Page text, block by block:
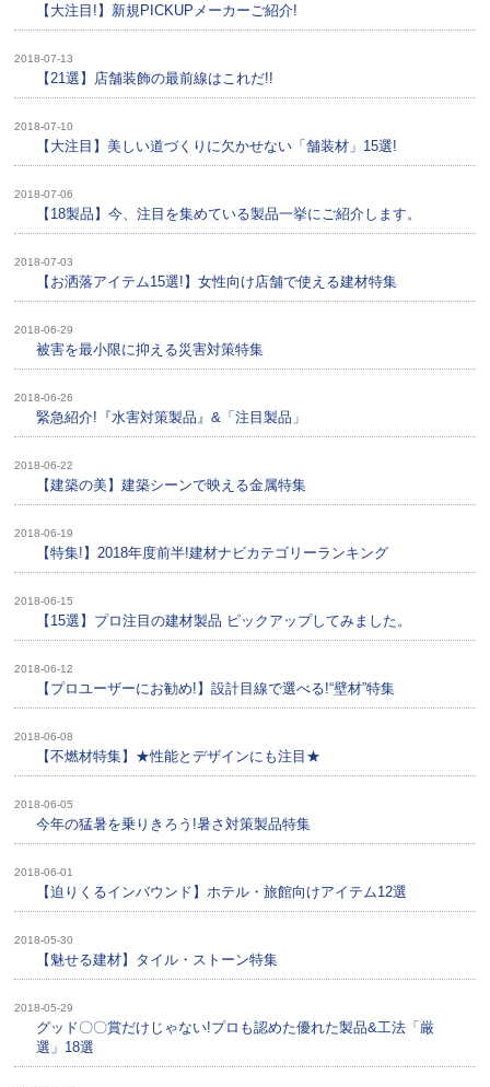
【大注目!】新規PICKUPメーカーご紹介!
2018-07-13
【21選】店舗装飾の最前線はこれだ!!
2018-07-10
【大注目】美しい道づくりに欠かせない「舗装材」15選!
2018-07-06
【18製品】今、注目を集めている製品一挙にご紹介します。
2018-07-03
【お洒落アイテム15選!】女性向け店舗で使える建材特集
2018-06-29
被害を最小限に抑える災害対策特集
2018-06-26
緊急紹介!『水害対策製品』&「注目製品」
2018-06-22
【建築の美】建築シーンで映える金属特集
2018-06-19
【特集!】2018年度前半!建材ナビカテゴリーランキング
2018-06-15
【15選】プロ注目の建材製品 ピックアップしてみました。
2018-06-12
【プロユーザーにお勧め!】設計目線で選べる!“壁材”特集
2018-06-08
【不燃材特集】★性能とデザインにも注目★
2018-06-05
今年の猛暑を乗りきろう!暑さ対策製品特集
2018-06-01
【迫りくるインバウンド】ホテル・旅館向けアイテム12選
2018-05-30
【魅せる建材】タイル・ストーン特集
2018-05-29
グッド〇〇賞だけじゃない!プロも認めた優れた製品&工法「厳
選」18選